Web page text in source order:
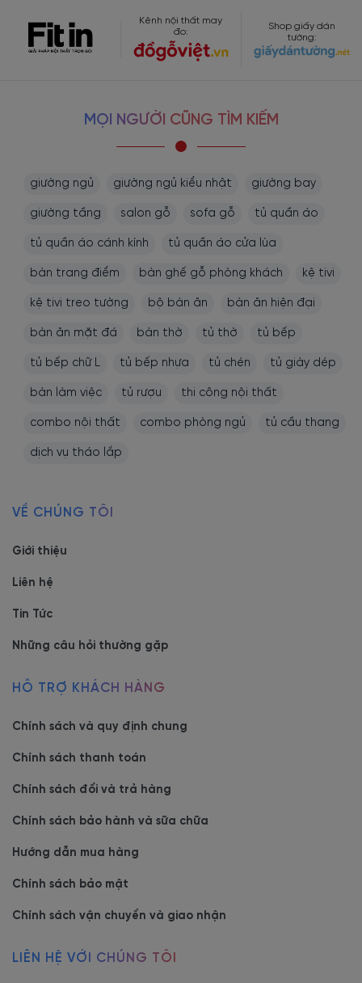
Hỗ trợ trả góp 0%.
Tư vấn miễn phí.
Bảo hành dài hạn và hỗ trợ trọn đời.
- Showroom 1:160C Trường Chinh, phường Bảy Hiền, Tp
- Showroom 2:
606 Nguyễn Văn Quá, P. Đông Hưng
Thuận, Tp Hồ Chí Minh
- Hotline/Zalo:
- Xưởng SX:
83/10 Dương Thị Giang, P. Đông Hưng
Thuận, Tp. Hồ Chí Minh
Kênh nội thất may
đo:
Shop giấy dán
tường:
MỌI NGƯỜI CŨNG TÌM KIẾM
giường ngủ giường ngủ kiểu nhật giường bay
giường tầng salon gỗ sofa gỗ tủ quần áo
tủ quần áo cánh kính tủ quần áo cửa lùa
bàn trang điểm bàn ghế gỗ phòng khách kệ tivi
kệ tivi treo tường bộ bàn ăn bàn ăn hiện đại
bàn ăn mặt đá bàn thờ tủ thờ tủ bếp
tủ bếp chữ L tủ bếp nhựa tủ chén tủ giày dép
bàn làm việc tủ rượu thi công nội thất
combo nội thất combo phòng ngủ tủ cầu thang
dịch vụ tháo lắp
VỀ CHÚNG TÔI
Giới thiệu
Liên hệ
Tin Tức
Những câu hỏi thường gặp
HỖ TRỢ KHÁCH HÀNG
Chính sách và quy định chung
Chính sách thanh toán
Chính sách đổi và trả hàng
Chính sách bảo hành và sữa chữa
Hướng dẫn mua hàng
Chính sách bảo mật
Chính sách vận chuyển và giao nhận
LIÊN HỆ VỚI CHÚNG TÔI